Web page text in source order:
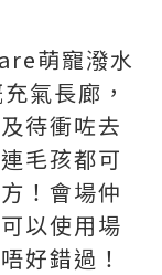
萌寵潑水
氣長廊，
待衝咗去
毛孩都可
！會場仲
以使用場
好錯過！